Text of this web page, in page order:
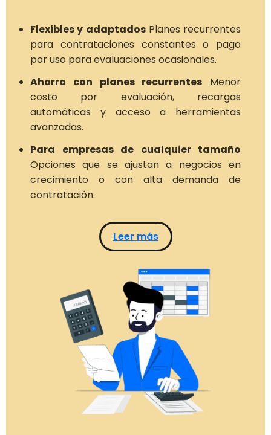
Flexibles y adaptadosPlanes recurrentes
para contrataciones constantes o pago
por uso para evaluaciones ocasionales.
Ahorro con planes recurrentes Menor
costo por evaluación, recargas
automáticas y acceso a herramientas
avanzadas.
Para empresas de cualquier tamaño
Opciones que se ajustan a negocios en
crecimiento o con alta demanda de
contratación.
Leer más